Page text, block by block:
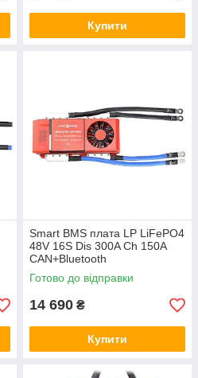
Купити
Smart BMS плата LP LiFePO4
48V 16S Dis 300A Ch 150A
CAN+Bluetooth
Готово до відправки
14 690 ₴
Купити